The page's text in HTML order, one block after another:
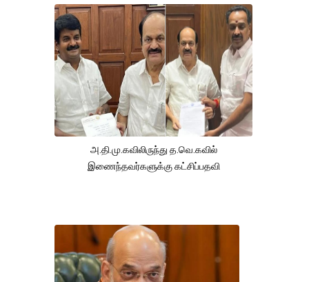
அ.தி.மு.கவிலிருந்து த.வெ.கவில்
இணைந்தவர்களுக்கு கட்சிப்பதவி